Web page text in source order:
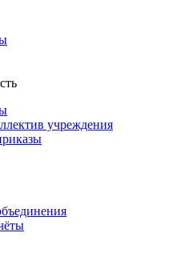
учреждения